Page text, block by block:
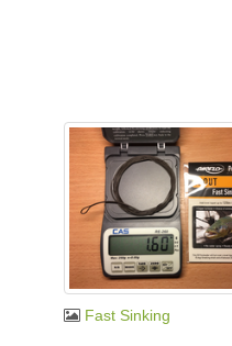
Fast Sinking